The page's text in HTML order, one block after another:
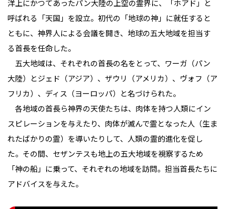
洋上にかつてあったパン大陸の上空の霊界に、「ホアド」と
呼ばれる「天国」を設立。初代の「地球の神」に就任すると
ともに、神界人による会議を開き、地球の五大地域を担当す
る首長を任命した。
五大地域は、それぞれの首長の名をとって、ワーガ（パン
大陸）とジェド（アジア）、ザウリ（アメリカ）、ヴォフ（ア
フリカ）、ディス（ヨーロッパ）と名づけられた。
各地域の首長ら神界の天使たちは、肉体を持つ人類にイン
スピレーションを与えたり、肉体が滅んで霊となった人（生ま
れたばかりの霊）を導いたりして、人類の霊的進化を促し
た。その間、セザンテスも地上の五大地域を視察するため
「神の船」に乗って、それぞれの地域を訪問。担当首長たちに
アドバイスを与えた。